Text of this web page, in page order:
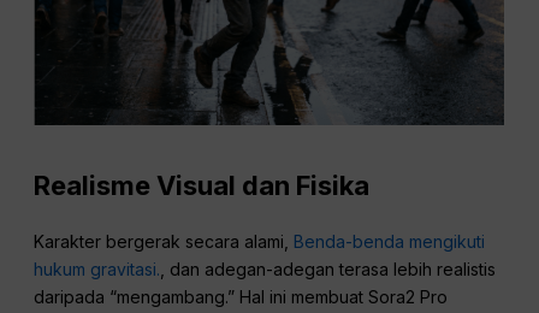
Realisme Visual dan Fisika
Karakter bergerak secara alami, Benda-benda mengikuti
hukum gravitasi. , dan adegan-adegan terasa lebih realistis
daripada “mengambang.” Hal ini membuat Sora2 Pro